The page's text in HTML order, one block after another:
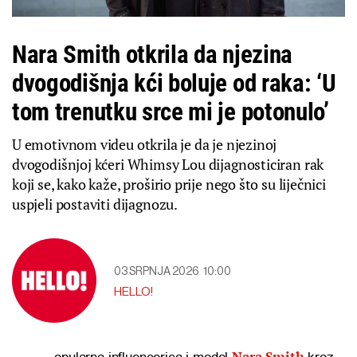
Nara Smith otkrila da njezina
dvogodišnja kći boluje od raka: ‘U
tom trenutku srce mi je potonulo’
U emotivnom videu otkrila je da je njezinoj
dvogodišnjoj kćeri Whimsy Lou dijagnosticiran rak
koji se, kako kaže, proširio prije nego što su liječnici
uspjeli postaviti dijagnozu.
03 SRPNJA 2026 10:00
HELLO!